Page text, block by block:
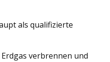
als qualifizierte
verbrennen und